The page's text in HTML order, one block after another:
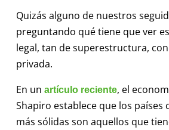
Quizás alguno de nuestros
preguntando qué tiene que ver
legal, tan de superestructura,
privada.
En un artículo reciente, el
Shapiro establece que los países
más sólidas son aquellos que